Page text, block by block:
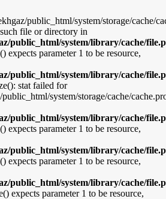
public_html/system/storage/cache/
file or directory in
public_html/system/library/cache/
expects parameter 1 to be resource,
public_html/system/library/cache/
stat failed for
system/storage/cache/
public_html/system/library/cache/
expects parameter 1 to be resource,
public_html/system/library/cache/
expects parameter 1 to be resource,
public_html/system/library/cache/
expects parameter 1 to be resource,